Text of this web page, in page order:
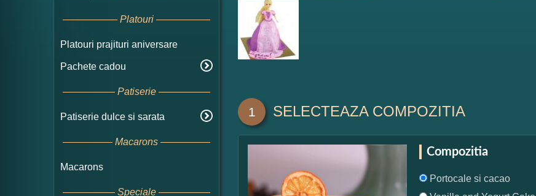
Platouri
Platouri prajituri aniversare
Pachete cadou
Patiserie
Patiserie dulce si sarata
Macarons
Macarons
Speciale
1 SELECTEAZA COMPOZITIA
Compozitia
Portocale si cacao